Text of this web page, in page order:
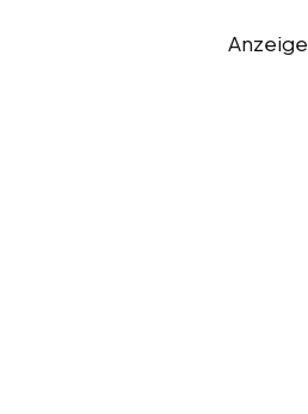
Anzeige